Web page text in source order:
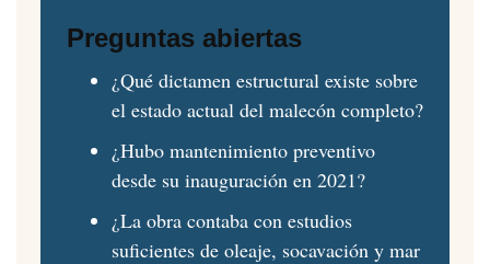
Preguntas abiertas
¿Qué dictamen estructural existe sobre
el estado actual del malecón completo?
¿Hubo mantenimiento preventivo
desde su inauguración en 2021?
¿La obra contaba con estudios
suficientes de oleaje, socavación y mar